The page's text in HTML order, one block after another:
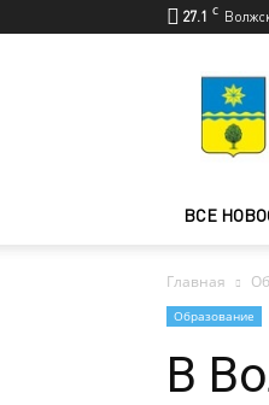
27.1 C
ВСЕ
Главная
Образование
В